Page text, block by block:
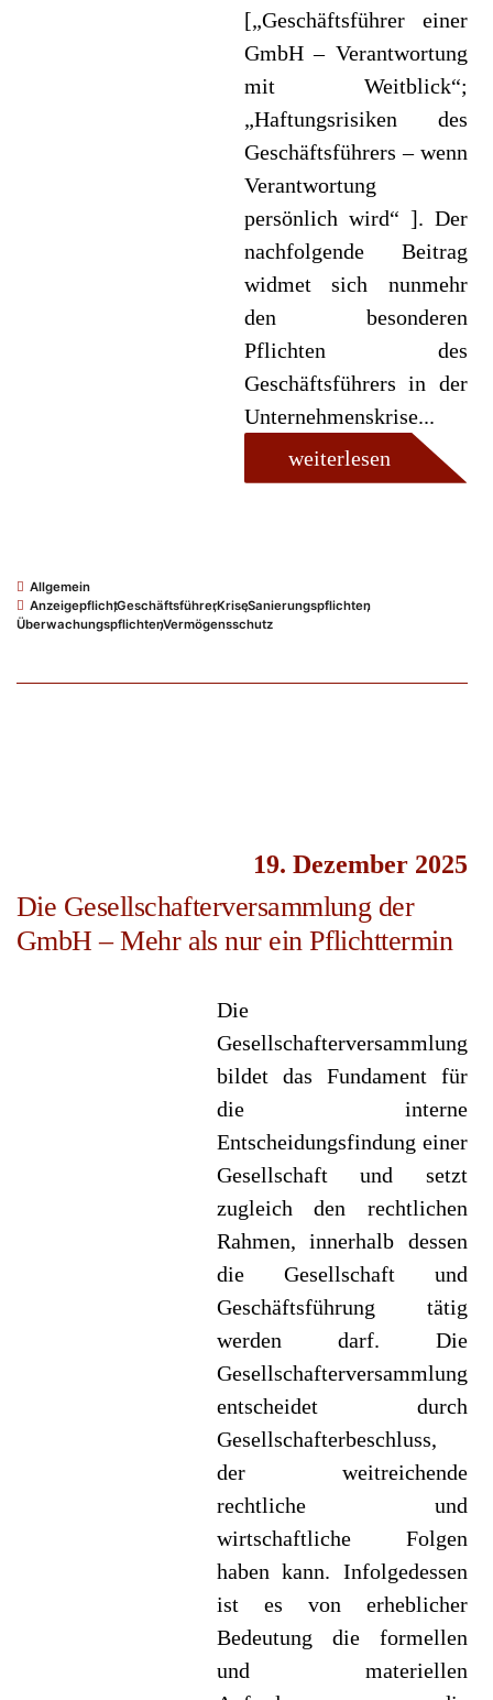
[„Geschäftsführer einer
GmbH – Verantwortung
mit Weitblick“;
„Haftungsrisiken des
Geschäftsführers – wenn
Verantwortung
persönlich wird“ ]. Der
nachfolgende Beitrag
widmet sich nunmehr
den besonderen
Pflichten des
Geschäftsführers in der
Unternehmenskrise...
weiterlesen
Allgemein
Anzeigepflicht
,Geschäftsführer
,Krise
,Sanierungspflichten
,
Überwachungspflichten
,Vermögensschutz
19. Dezember 2025
Die Gesellschafterversammlung der
GmbH – Mehr als nur ein Pflichttermin
Die
Gesellschafterversammlung
bildet das Fundament für
die interne
Entscheidungsfindung einer
Gesellschaft und setzt
zugleich den rechtlichen
Rahmen, innerhalb dessen
die Gesellschaft und
Geschäftsführung tätig
werden darf. Die
Gesellschafterversammlung
entscheidet durch
Gesellschafterbeschluss,
der weitreichende
rechtliche und
wirtschaftliche Folgen
haben kann. Infolgedessen
ist es von erheblicher
Bedeutung die formellen
und materiellen